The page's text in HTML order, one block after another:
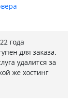
года
для заказа.
удалится за
же хостинг